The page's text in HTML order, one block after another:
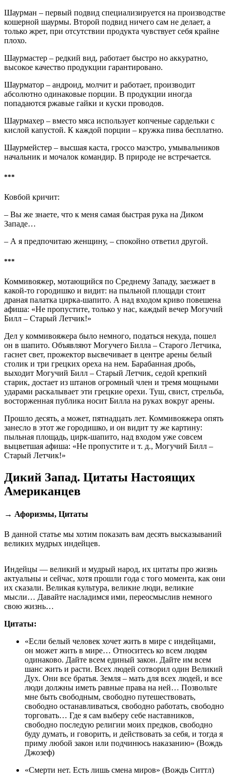
Шаурман – первый подвид специализируется на производстве
кошерной шаурмы. Второй подвид ничего сам не делает, а
только жрет, при отсутствии продукта чувствует себя крайне
плохо.
Шаурмастер – редкий вид, работает быстро но аккуратно,
высокое качество продукции гарантировано.
Шаурматор – андроид, молчит и работает, производит
абсолютно одинаковые порции. В продукции иногда
попадаются ржавые гайки и куски проводов.
Шаурмахер – вместо мяса использует копченые сардельки с
кислой капустой. К каждой порции – кружка пива бесплатно.
Шаурмейстер – высшая каста, гроссо маэстро, умывальников
начальник и мочалок командир. В природе не встречается.
***
Ковбой кричит:
– Вы же знаете, что к меня самая быстрая рука на Диком
Западе…
– А я предпочитаю женщину, – спокойно ответил другой.
***
Коммивояжер, мотающийся по Среднему Западу, заезжает в
какой-то городишко и видит: на пыльной площади стоит
драная палатка цирка-шапито. А над входом криво повешена
афиша: «Не пропустите, только у нас, каждый вечер Могучий
Билл – Старый Летчик!»
Дел у коммивояжера было немного, податься некуда, пошел
он в шапито. Объявляют Могучего Билла – Старого Летчика,
гаснет свет, прожектор высвечивает в центре арены белый
столик и три грецких ореха на нем. Барабанная дробь,
выходит Могучий Билл – Старый Летчик, седой крепкий
старик, достает из штанов огромный член и тремя мощными
ударами раскалывает эти грецкие орехи. Туш, свист, стрельба,
восторженная публика носит Билла на руках вокруг арены.
Прошло десять, а может, пятнадцать лет. Коммивояжера опять
занесло в этот же городишко, и он видит ту же картину:
пыльная площадь, цирк-шапито, над входом уже совсем
выцветшая афиша: «Не пропустите и т. д., Могучий Билл –
Старый Летчик!»
Дикий Запад. Цитаты Настоящих
Американцев
→ Афоризмы, Цитаты
В данной статье мы хотим показать вам десять высказываний
великих мудрых индейцев.
Индейцы — великий и мудрый народ, их цитаты про жизнь
актуальны и сейчас, хотя прошли года с того момента, как они
их сказали. Великая культура, великие люди, великие
мысли… Давайте насладимся ими, переосмыслив немного
свою жизнь…
Цитаты:
«Если белый человек хочет жить в мире с индейцами,
он может жить в мире… Относитесь ко всем людям
одинаково. Дайте всем единый закон. Дайте им всем
шанс жить и расти. Всех людей сотворил один Великий
Дух. Они все братья. Земля – мать для всех людей, и все
люди должны иметь равные права на ней… Позвольте
мне быть свободным, свободно путешествовать,
свободно останавливаться, свободно работать, свободно
торговать… Где я сам выберу себе наставников,
свободно последую религии моих предков, свободно
буду думать, и говорить, и действовать за себя, и тогда я
приму любой закон или подчинюсь наказанию» (Вождь
Джозеф)
«Смерти нет. Есть лишь смена миров» (Вождь Ситтл)